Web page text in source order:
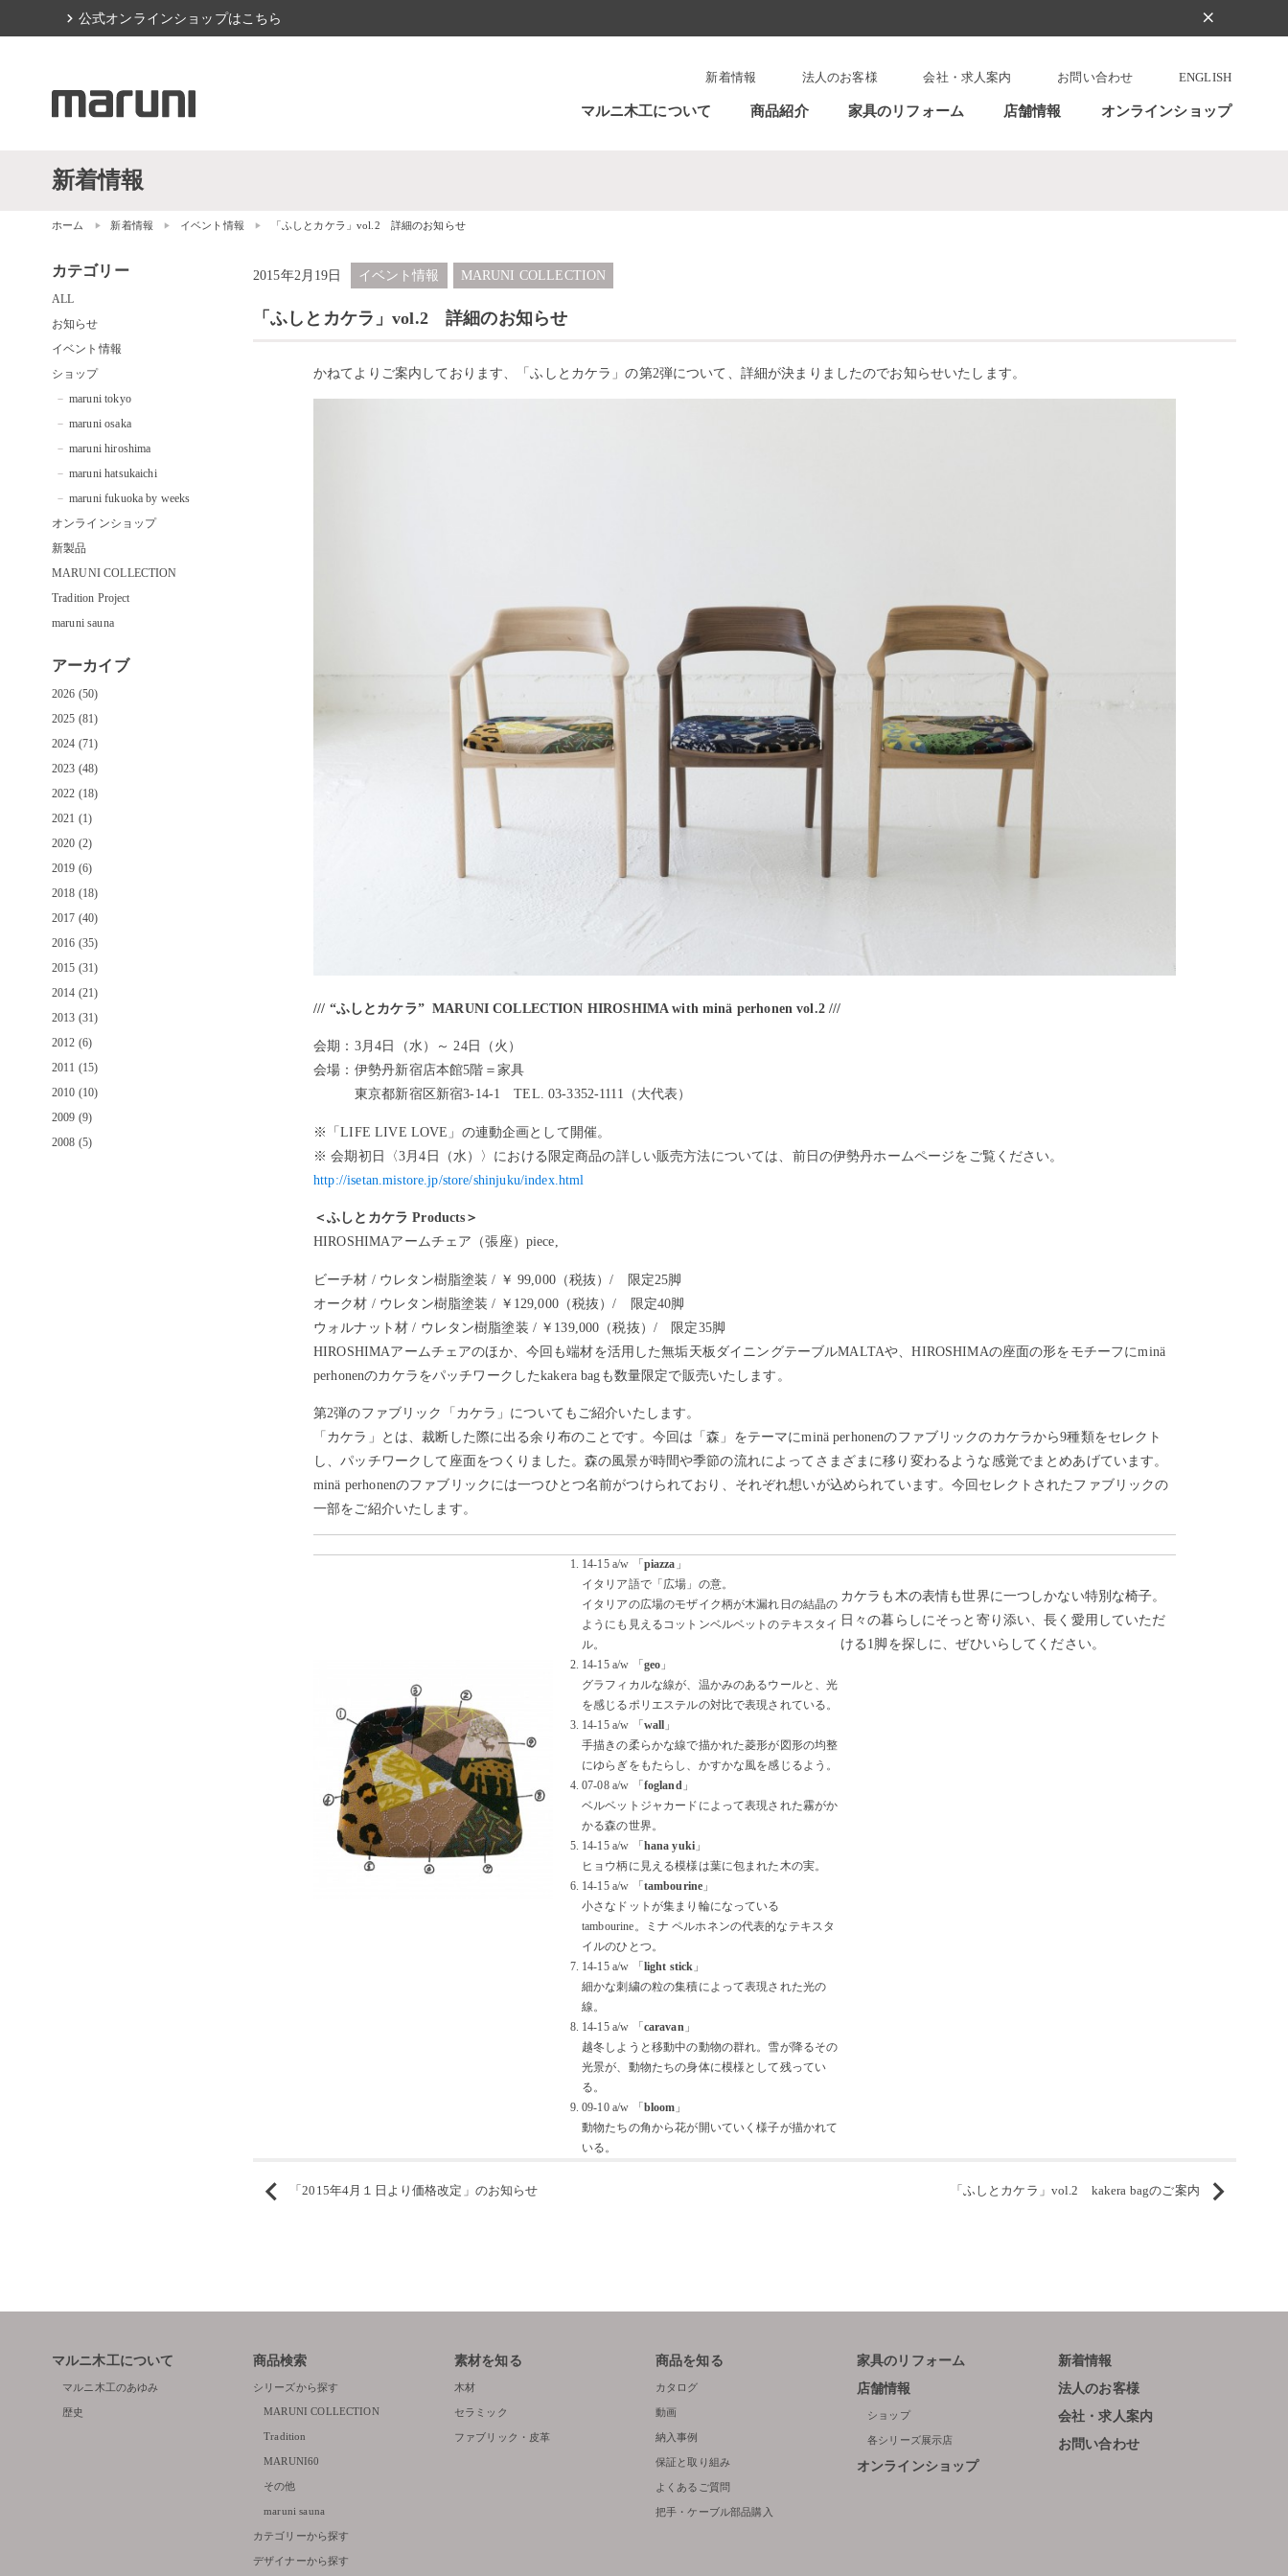
chevron_right 公式オンラインショップはこちら clear
マルニ木工について 商品紹介 家具のリフォーム 店舗情報 オンラインショップ
新着情報 法人のお客様 会社・求人案内 お問い合わせ ENGLISH
新着情報
ホーム 新着情報 イベント情報 「ふしとカケラ」vol.2 詳細のお知らせ
2015年2月19日 イベント情報 MARUNI COLLECTION
「ふしとカケラ」vol.2 詳細のお知らせ
かねてよりご案内しております、「ふしとカケラ」の第2弾について、詳細が決まりましたのでお知らせいたします。
/// “ふしとカケラ” MARUNI COLLECTION HIROSHIMA with minä perhonen vol.2 ///
会期： 3月4日（水）～ 24日（火）
会場： 伊勢丹新宿店本館5階＝家具
東京都新宿区新宿3-14-1 TEL. 03-3352-1111（大代表）
※「LIFE LIVE LOVE」の連動企画として開催。
※ 会期初日〈3月4日（水）〉における限定商品の詳しい販売方法については、前日の伊勢丹ホームページをご覧ください。
http://isetan.mistore.jp/store/shinjuku/index.html
＜ふしとカケラ Products＞
HIROSHIMAアームチェア（張座）piece,
ビーチ材 / ウレタン樹脂塗装 / ￥ 99,000（税抜）/ 限定25脚
オーク材 / ウレタン樹脂塗装 / ￥129,000（税抜）/ 限定40脚
ウォルナット材 / ウレタン樹脂塗装 / ￥139,000（税抜）/ 限定35脚
HIROSHIMAアームチェアのほか、今回も端材を活用した無垢天板ダイニングテーブルMALTAや、HIROSHIMAの座面の形をモチーフにminä
perhonenのカケラをパッチワークしたkakera bagも数量限定で販売いたします。
第2弾のファブリック「カケラ」についてもご紹介いたします。
「カケラ」とは、裁断した際に出る余り布のことです。今回は「森」をテーマにminä perhonenのファブリックのカケラから9種類をセレクト
し、パッチワークして座面をつくりました。森の風景が時間や季節の流れによってさまざまに移り変わるような感覚でまとめあげています。
minä perhonenのファブリックには一つひとつ名前がつけられており、それぞれ想いが込められています。今回セレクトされたファブリックの
一部をご紹介いたします。
14-15 a/w 「 piazza 」
イタリア語で「広場」の意。
イタリアの広場のモザイク柄が木漏れ日の結晶の
ようにも見えるコットンベルベットのテキスタイ
ル。
14-15 a/w 「 geo 」
グラフィカルな線が、温かみのあるウールと、光
を感じるポリエステルの対比で表現されている。
14-15 a/w 「 wall 」
手描きの柔らかな線で描かれた菱形が図形の均整
にゆらぎをもたらし、かすかな風を感じるよう。
07-08 a/w 「 fogland」
ベルベットジャカードによって表現された霧がか
かる森の世界。
14-15 a/w 「 hana yuki 」
ヒョウ柄に見える模様は葉に包まれた木の実。
14-15 a/w 「 tambourine 」
小さなドットが集まり輪になっている
tambourine。ミナ ペルホネンの代表的なテキスタ
イルのひとつ。
14-15 a/w 「 light stick 」
細かな刺繍の粒の集積によって表現された光の
線。
14-15 a/w 「 caravan」
越冬しようと移動中の動物の群れ。雪が降るその
光景が、動物たちの身体に模様として残ってい
る。
09-10 a/w 「 bloom 」
動物たちの角から花が開いていく様子が描かれて
いる。
カケラも木の表情も世界に一つしかない特別な椅子。
日々の暮らしにそっと寄り添い、長く愛用していただ
ける1脚を探しに、ぜひいらしてください。
「2015年4月１日より価格改定」のお知らせ 「ふしとカケラ」vol.2 kakera bagのご案内
カテゴリー
ALL
お知らせ
イベント情報
ショップ
maruni tokyo
maruni osaka
maruni hiroshima
maruni hatsukaichi
maruni fukuoka by weeks
オンラインショップ
新製品
MARUNI COLLECTION
Tradition Project
maruni sauna
アーカイブ
2026 (50)
2025 (81)
2024 (71)
2023 (48)
2022 (18)
2021 (1)
2020 (2)
2019 (6)
2018 (18)
2017 (40)
2016 (35)
2015 (31)
2014 (21)
2013 (31)
2012 (6)
2011 (15)
2010 (10)
2009 (9)
2008 (5)
マルニ木工について
マルニ木工のあゆみ
歴史
商品検索
シリーズから探す
MARUNI COLLECTION
Tradition
MARUNI60
その他
maruni sauna
カテゴリーから探す
デザイナーから探す
素材を知る
木材
セラミック
ファブリック・皮革
商品を知る
カタログ
動画
納入事例
保証と取り組み
よくあるご質問
把手・ケーブル部品購入
家具のリフォーム
店舗情報
ショップ
各シリーズ展示店
オンラインショップ
新着情報
法人のお客様
会社・求人案内
お問い合わせ